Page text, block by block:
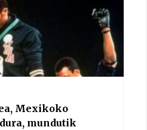
Mexikoko
mundutik